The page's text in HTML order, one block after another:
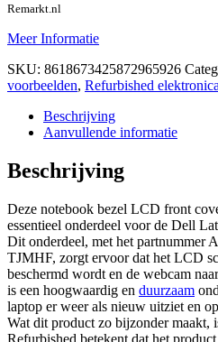
Remarkt.nl
Meer Informatie
SKU: 8618673425872965926
voorbeelden, Refurbished elektronica
Beschrijving
Aanvullende informatie
Beschrijving
Deze notebook bezel LCD front
essentieel onderdeel voor de Dell
Dit onderdeel, met het partnummer
TJMHF, zorgt ervoor dat het LCD
beschermd wordt en de webcam
is een hoogwaardig en duurzaam
laptop er weer als nieuw uitziet en
Wat dit product zo bijzonder maakt,
Refurbished betekent dat het